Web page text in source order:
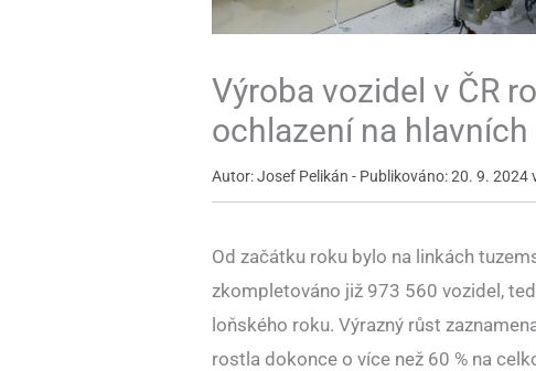
Výroba vozidel v ČR
ochlazení na
Autor: Josef Pelikán - Publikováno: 20. 9. 2024
Od začátku roku bylo na linkách
zkompletováno již 973 560 vozidel,
loňského roku. Výrazný růst
rostla dokonce o více než 60 % na